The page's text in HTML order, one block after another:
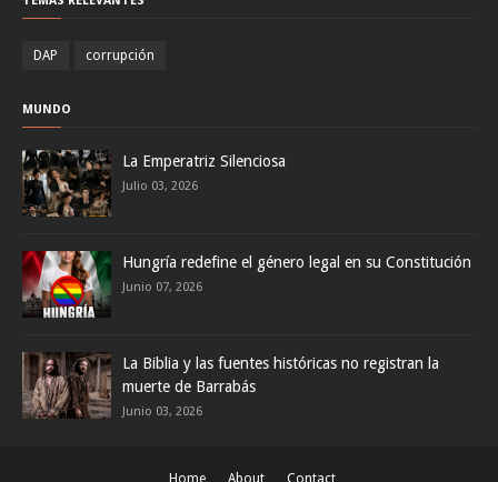
DAP corrupción
MUNDO
La Emperatriz Silenciosa
Julio 03, 2026
Hungría redefine el género legal en su Constitución
Junio 07, 2026
La Biblia y las fuentes históricas no registran la
muerte de Barrabás
Junio 03, 2026
Home About Contact